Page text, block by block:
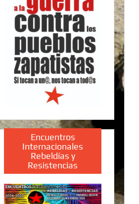
Encuentros
Internacionales
Rebeldías y
Resistencias